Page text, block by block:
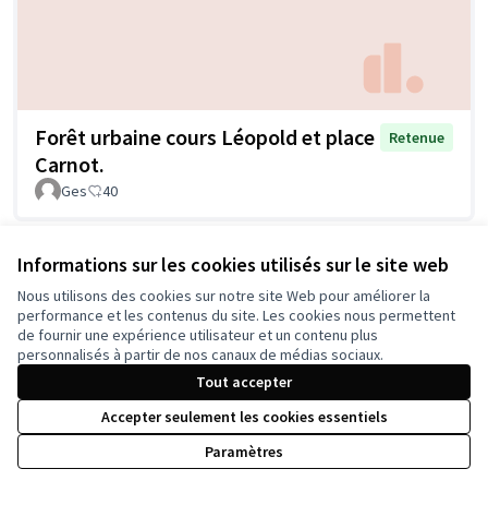
Informations sur les cookies utilisés sur le site web
Nous utilisons des cookies sur notre site Web pour améliorer la
performance et les contenus du site. Les cookies nous permettent
de fournir une expérience utilisateur et un contenu plus
personnalisés à partir de nos canaux de médias sociaux.
Tout accepter
Accepter seulement les cookies essentiels
Paramètres
Forêt urbaine cours Léopold et place
Carnot.
Retenue
Ges 40
Voir toutes les propositions retirées
Paramètres des cookies